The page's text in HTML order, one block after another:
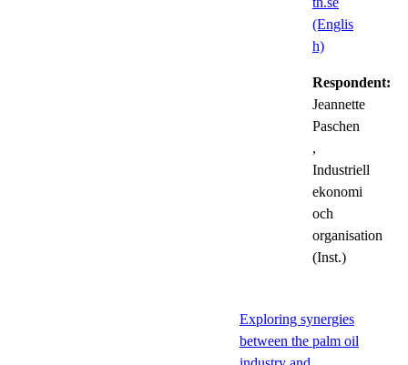
(Englis
h)
Respondent:
Jeannette
Paschen
,
Industriell
ekonomi
och
organisation
(Inst.)
Exploring synergies
between the palm oil